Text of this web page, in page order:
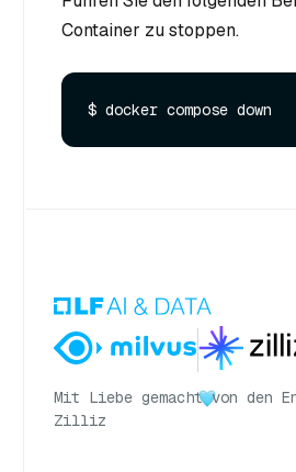
Container zu stoppen.
Mit Liebe gemacht von den
Zilliz